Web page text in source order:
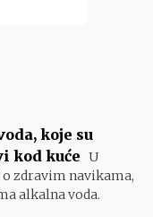
koje su
kod kuće U
zdravim navikama,
alkalna voda.